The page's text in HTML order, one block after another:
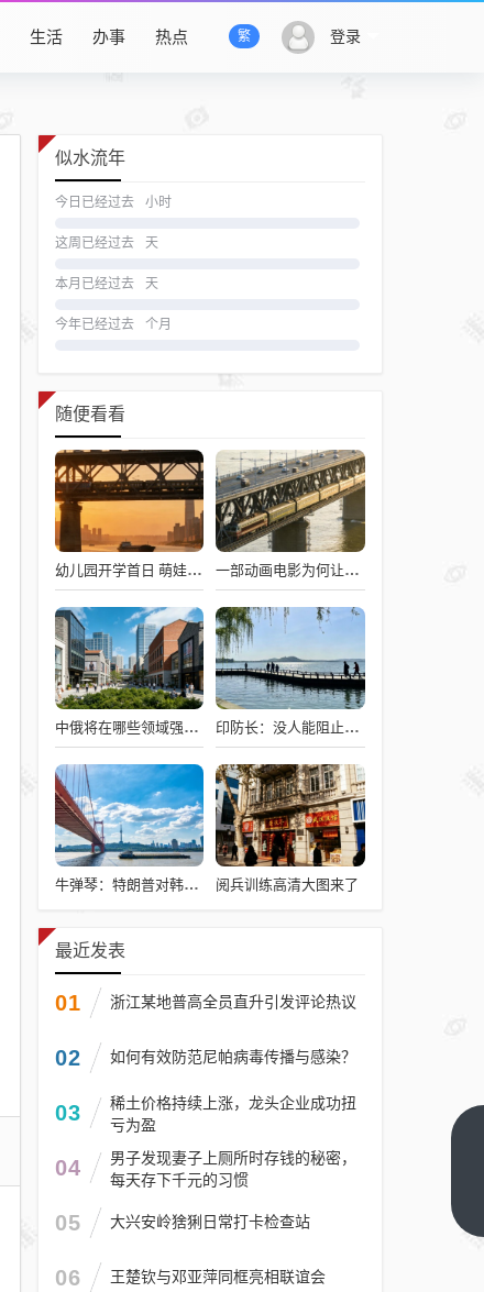
登录
繁
生活 办事 热点
似水流年
今日已经过去 小时
这周已经过去 天
本月已经过去 天
今年已经过去 个月
随便看看
幼儿园开学首日 萌娃与爷爷难舍难分 一部动画电影为何让打工人集体破防
中俄将在哪些领域强化合作 印防长：没人能阻止我们成世界强国
牛弹琴：特朗普对韩国提了非分要求 阅兵训练高清大图来了
最近发表
01 浙江某地普高全员直升引发评论热议
02 如何有效防范尼帕病毒传播与感染？
03
稀土价格持续上涨，龙头企业成功扭
亏为盈
04
男子发现妻子上厕所时存钱的秘密，
每天存下千元的习惯
05 大兴安岭猞猁日常打卡检查站
06 王楚钦与邓亚萍同框亮相联谊会